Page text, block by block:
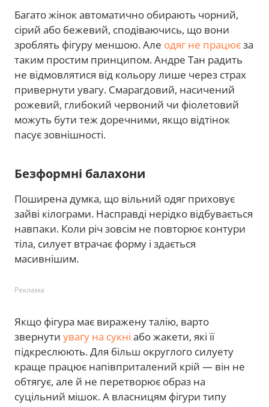
Багато жінок автоматично обирають чорний,
сірий або бежевий, сподіваючись, що вони
зроблять фігуру меншою. Але одяг не працюєза
таким простим принципом. Андре Тан радить
не відмовлятися від кольору лише через страх
привернути увагу. Смарагдовий, насичений
рожевий, глибокий червоний чи фіолетовий
можуть бути теж доречними, якщо відтінок
пасує зовнішності.
Безформні балахони
Поширена думка, що вільний одяг приховує
зайві кілограми. Насправді нерідко відбувається
навпаки. Коли річ зовсім не повторює контури
тіла, силует втрачає форму і здається
масивнішим.
Реклама
Якщо фігура має виражену талію, варто
звернути увагу на сукні або жакети, які її
підкреслюють. Для більш округлого силуету
краще працює напівприталений крій — він не
обтягує, але й не перетворює образ на
суцільний мішок. А власницям фігури типу